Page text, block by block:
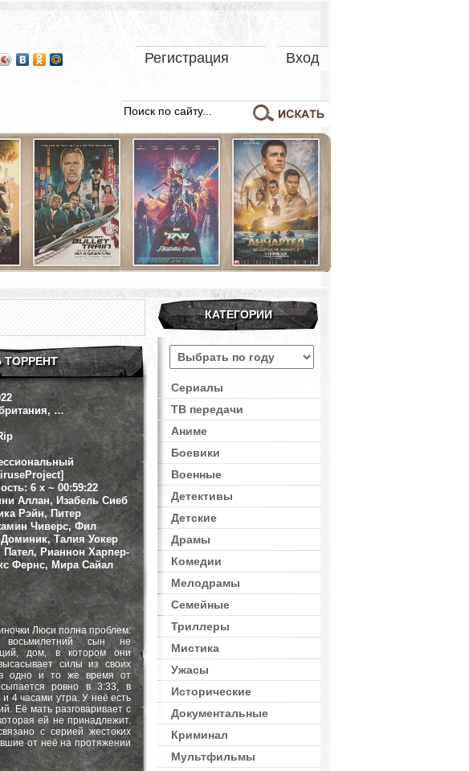
Регистрация Вход
ТОРРЕНТ
Hartswood Films
6 x ~ 00:59:22
Аллан, Изабель Сиеб
Рэйн, Питер
Чиверс, Фил
Талия Уокер
Пател, Рианнон Харпер-
Фернс, Мира Сайал
Люси полна проблем:
сын не
дом, в котором они
силы из своих
в одно и то же время от
ровно в 3:33, в
4 часами утра. У неё есть
Её мать разговаривает с
ей не принадлежит.
с серией жестоких
от неё на протяжении
КАТЕГОРИИ
Сериалы
ТВ передачи
Аниме
Боевики
Военные
Детективы
Детские
Драмы
Комедии
Мелодрамы
Семейные
Триллеры
Мистика
Ужасы
Исторические
Документальные
Криминал
Мультфильмы